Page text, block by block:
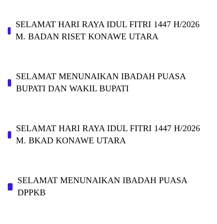
SELAMAT HARI RAYA IDUL FITRI 1447 H/2026
M. BADAN RISET KONAWE UTARA
SELAMAT MENUNAIKAN IBADAH PUASA
BUPATI DAN WAKIL BUPATI
SELAMAT HARI RAYA IDUL FITRI 1447 H/2026
M. BKAD KONAWE UTARA
SELAMAT MENUNAIKAN IBADAH PUASA
DPPKB